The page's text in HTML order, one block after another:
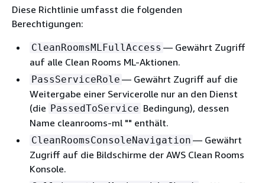
Diese Richtlinie umfasst die folgenden
Berechtigungen:
CleanRoomsMLFullAccess — Gewährt Zugriff
auf alle Clean Rooms ML-Aktionen.
PassServiceRole — Gewährt Zugriff auf die
Weitergabe einer Servicerolle nur an den Dienst
(die PassedToService Bedingung), dessen
Name cleanrooms-ml "" enthält.
CleanRoomsConsoleNavigation — Gewährt
Zugriff auf die Bildschirme der AWS Clean Rooms
Konsole.